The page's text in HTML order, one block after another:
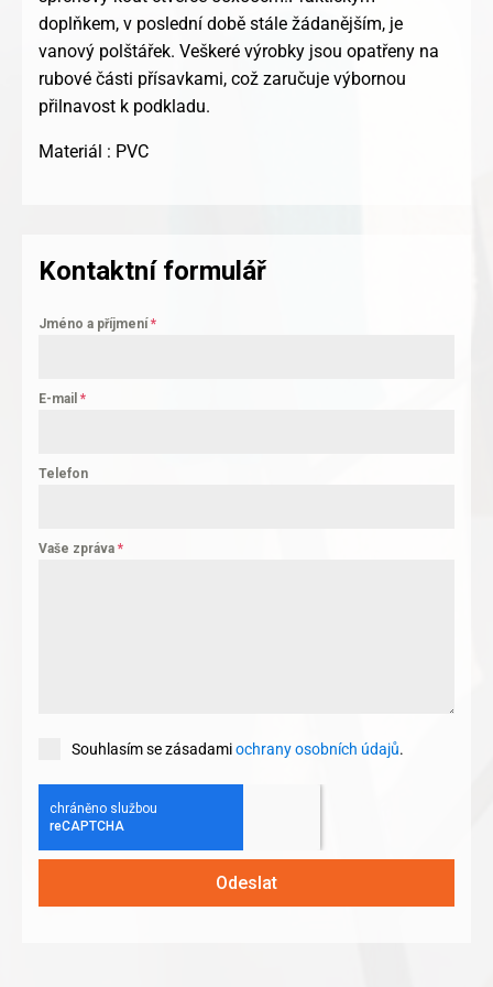
doplňkem, v poslední době stále žádanějším, je
vanový polštářek. Veškeré výrobky jsou opatřeny na
rubové části přísavkami, což zaručuje výbornou
přilnavost k podkladu.
Materiál : PVC
Kontaktní formulář
Jméno a příjmení*
E-mail *
Telefon
Vaše zpráva *
Souhlasím se zásadamiochrany osobních údajů.
Odeslat